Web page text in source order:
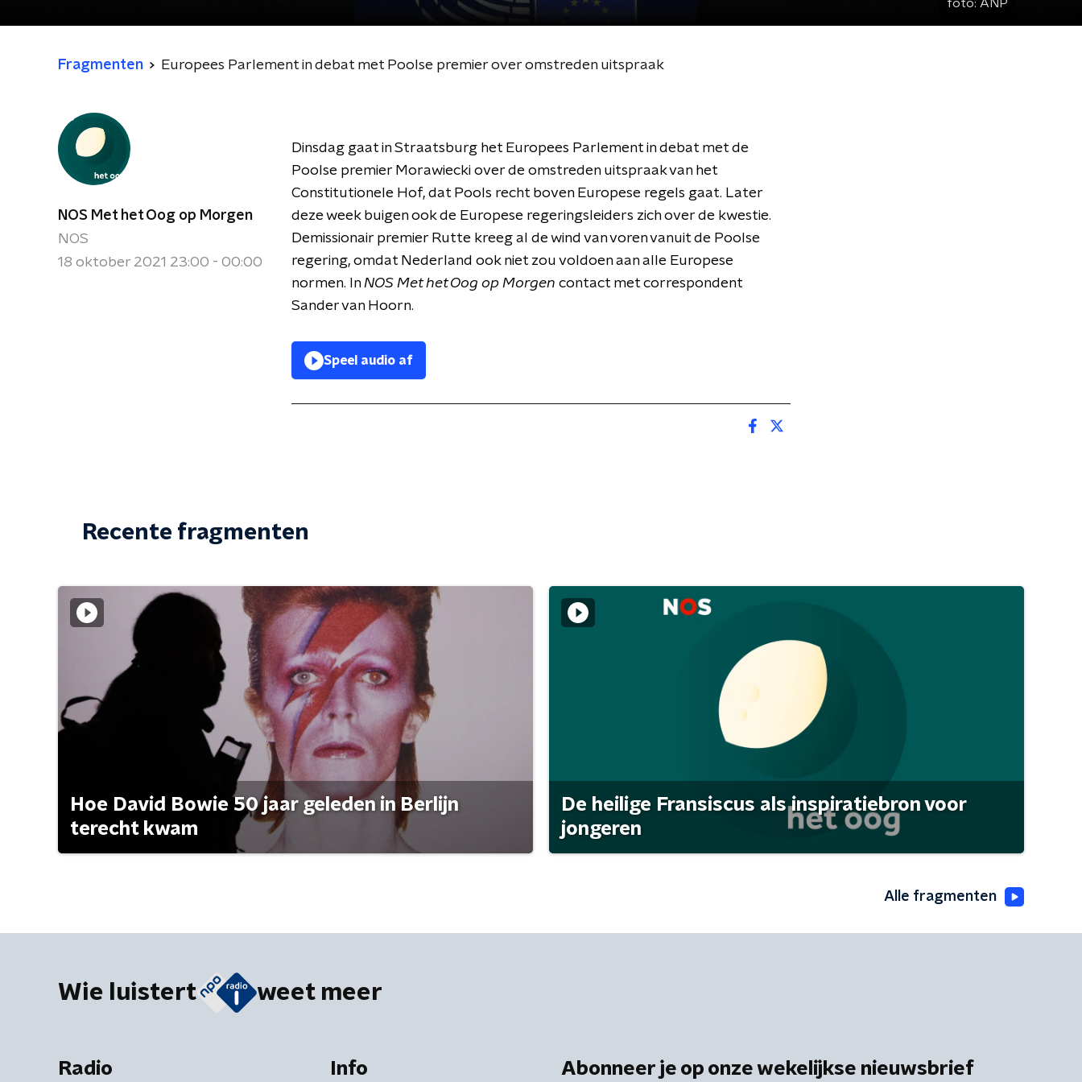
foto: ANP
Fragmenten Europees Parlement in debat met Poolse premier over omstreden uitspraak
NOS Met het Oog op Morgen
NOS
18 oktober 2021 23:00 - 00:00
Dinsdag gaat in Straatsburg het Europees Parlement in debat met de
Poolse premier Morawiecki over de omstreden uitspraak van het
Constitutionele Hof, dat Pools recht boven Europese regels gaat. Later
deze week buigen ook de Europese regeringsleiders zich over de kwestie.
Demissionair premier Rutte kreeg al de wind van voren vanuit de Poolse
regering, omdat Nederland ook niet zou voldoen aan alle Europese
normen. InNOS Met het Oog op Morgen contact met correspondent
Sander van Hoorn.
Speel audio af
Recente fragmenten
Hoe David Bowie 50 jaar geleden in Berlijn
terecht kwam
De heilige Fransiscus als inspiratiebron voor
jongeren
Alle fragmenten
Wie luistert weet meer
Radio Info Abonneer je op onze wekelijkse nieuwsbrief